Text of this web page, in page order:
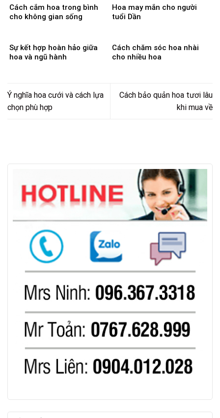
Cách cắm hoa trong bình
cho không gian sống
Hoa may mắn cho người
tuổi Dần
Sự kết hợp hoàn hảo giữa
hoa và ngũ hành
Cách chăm sóc hoa nhài
cho nhiều hoa
Ý nghĩa hoa cưới và cách lựa
chọn phù hợp
Cách bảo quản hoa tươi lâu
khi mua về